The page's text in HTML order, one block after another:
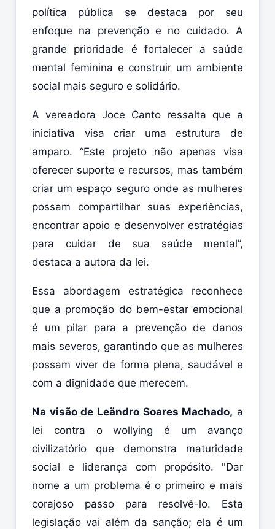
política pública se destaca por seu
enfoque na prevenção e no cuidado. A
grande prioridade é fortalecer a saúde
mental feminina e construir um ambiente
social mais seguro e solidário.
A vereadora Joce Canto ressalta que a
iniciativa visa criar uma estrutura de
amparo. “Este projeto não apenas visa
oferecer suporte e recursos, mas também
criar um espaço seguro onde as mulheres
possam compartilhar suas experiências,
encontrar apoio e desenvolver estratégias
para cuidar de sua saúde mental”,
destaca a autora da lei.
Essa abordagem estratégica reconhece
que a promoção do bem-estar emocional
é um pilar para a prevenção de danos
mais severos, garantindo que as mulheres
possam viver de forma plena, saudável e
com a dignidade que merecem.
Na visão de Leändro Soares Machado, a
lei contra o wollying é um avanço
civilizatório que demonstra maturidade
social e liderança com propósito. "Dar
nome a um problema é o primeiro e mais
corajoso passo para resolvê-lo. Esta
legislação vai além da sanção; ela é um